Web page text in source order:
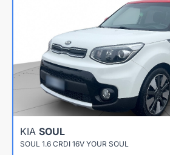
KIA SOUL
SOUL 1.6 CRDI 16V YOUR SOUL